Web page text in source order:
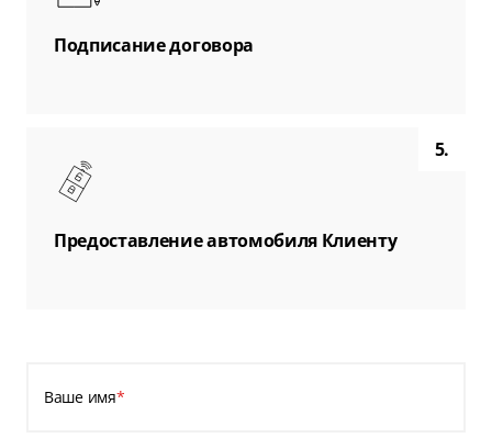
Подписание договора
5.
Предоставление автомобиля Клиенту
Ваше имя*